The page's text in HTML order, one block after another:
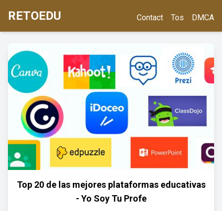
RETOEDU Contact Tos DMCA
Top 20 de las mejores plataformas educativas
- Yo Soy Tu Profe